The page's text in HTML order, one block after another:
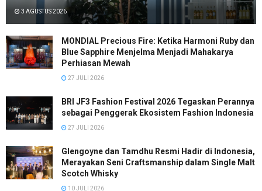
3 AGUSTUS 2026
MONDIAL Precious Fire: Ketika Harmoni Ruby dan
Blue Sapphire Menjelma Menjadi Mahakarya
Perhiasan Mewah
27 JULI 2026
BRI JF3 Fashion Festival 2026 Tegaskan Perannya
sebagai Penggerak Ekosistem Fashion Indonesia
27 JULI 2026
Glengoyne dan Tamdhu Resmi Hadir di Indonesia,
Merayakan Seni Craftsmanship dalam Single Malt
Scotch Whisky
10 JULI 2026